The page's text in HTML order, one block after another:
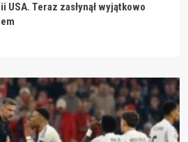
USA. Teraz zasłynął wyjątkowo